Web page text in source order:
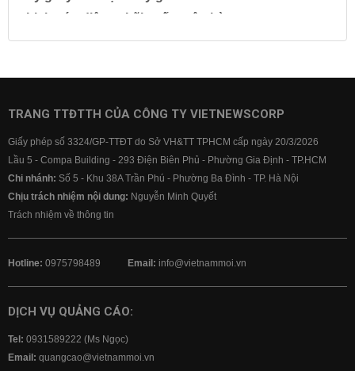
Lịch cúp điện
Lãi suất ngân hàng
Lãi suất tiết kiệm
Lãi suất tiền gửi
Lãi suất ngân hàng BIDV
Lãi suất ngân hàng Vietcombank
TRANG TTĐTTH CỦA CÔNG TY VIETNEWSCORP
Giấy phép số 3324/GP-TTĐT do Sở VH&TT TPHCM cấp ngày 20/3/2026
Lầu 5 - Compa Building - 293 Điện Biên Phủ - Phường Gia Định - TP.HCM
Chi nhánh: Số 5 - Khu 38A Trần Phú - Phường Ba Đình - TP. Hà Nội
Chịu trách nhiệm nội dung: Nguyễn Minh Quyết
Trách nhiệm về thông tin
Hotline: 0975798489 Email: info@vietnammoi.vn
DỊCH VỤ QUẢNG CÁO:
Tel: 0931589222 (Ms Ngọc)
Email: quangcao@vietnammoi.vn